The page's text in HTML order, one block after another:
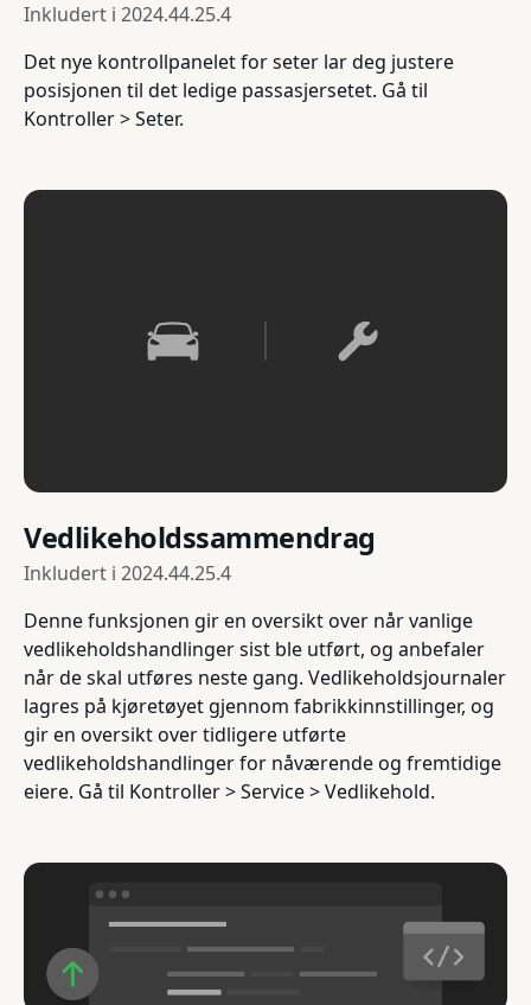
Inkludert i 2024.44.25.4
Det nye kontrollpanelet for seter lar deg justere
posisjonen til det ledige passasjersetet. Gå til
Kontroller > Seter.
Vedlikeholdssammendrag
Inkludert i 2024.44.25.4
Denne funksjonen gir en oversikt over når vanlige
vedlikeholdshandlinger sist ble utført, og anbefaler
når de skal utføres neste gang. Vedlikeholdsjournaler
lagres på kjøretøyet gjennom fabrikkinnstillinger, og
gir en oversikt over tidligere utførte
vedlikeholdshandlinger for nåværende og fremtidige
eiere. Gå til Kontroller > Service > Vedlikehold.